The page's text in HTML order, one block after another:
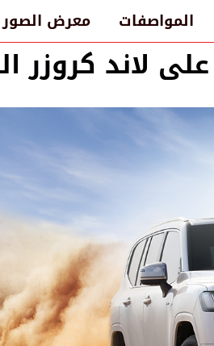
المواصفات معرض الصور
لاند كروزر